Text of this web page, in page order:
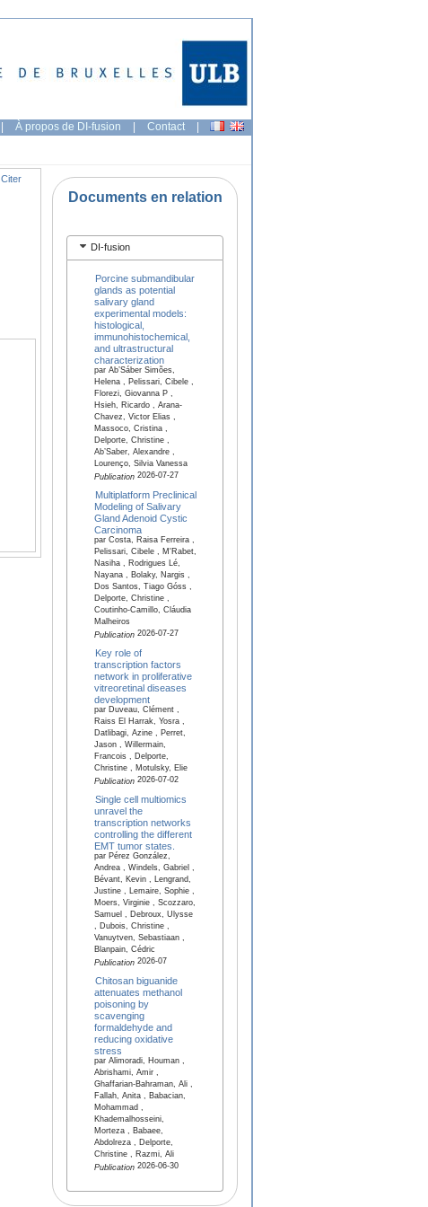
| À propos de DI-fusion | Contact |
Citer
Documents en relation
DI-fusion
Porcine submandibular
glands as potential
salivary gland
experimental models:
histological,
immunohistochemical,
and ultrastructural
characterization
par Ab’Sáber Simões,
Helena , Pelissari, Cibele ,
Florezi, Giovanna P ,
Hsieh, Ricardo , Arana-
Chavez, Victor Elias ,
Massoco, Cristina ,
Delporte, Christine ,
Ab’Saber, Alexandre ,
Lourenço, Silvia Vanessa
Publication2026-07-27
Multiplatform Preclinical
Modeling of Salivary
Gland Adenoid Cystic
Carcinoma
par Costa, Raisa Ferreira ,
Pelissari, Cibele , M'Rabet,
Nasiha , Rodrigues Lé,
Nayana , Bolaky, Nargis ,
Dos Santos, Tiago Góss ,
Delporte, Christine ,
Coutinho-Camillo, Cláudia
Malheiros
Publication2026-07-27
Key role of
transcription factors
network in proliferative
vitreoretinal diseases
development
par Duveau, Clément ,
Raiss El Harrak, Yosra ,
Datlibagi, Azine , Perret,
Jason , Willermain,
Francois , Delporte,
Christine , Motulsky, Elie
Publication2026-07-02
Single cell multiomics
unravel the
transcription networks
controlling the different
EMT tumor states.
par Pérez González,
Andrea , Windels, Gabriel ,
Bévant, Kevin , Lengrand,
Justine , Lemaire, Sophie ,
Moers, Virginie , Scozzaro,
Samuel , Debroux, Ulysse
, Dubois, Christine ,
Vanuytven, Sebastiaan ,
Blanpain, Cédric
Publication2026-07
Chitosan biguanide
attenuates methanol
poisoning by
scavenging
formaldehyde and
reducing oxidative
stress
par Alimoradi, Houman ,
Abrishami, Amir ,
Ghaffarian-Bahraman, Ali ,
Fallah, Anita , Babacian,
Mohammad ,
Khademalhosseini,
Morteza , Babaee,
Abdolreza , Delporte,
Christine , Razmi, Ali
Publication2026-06-30